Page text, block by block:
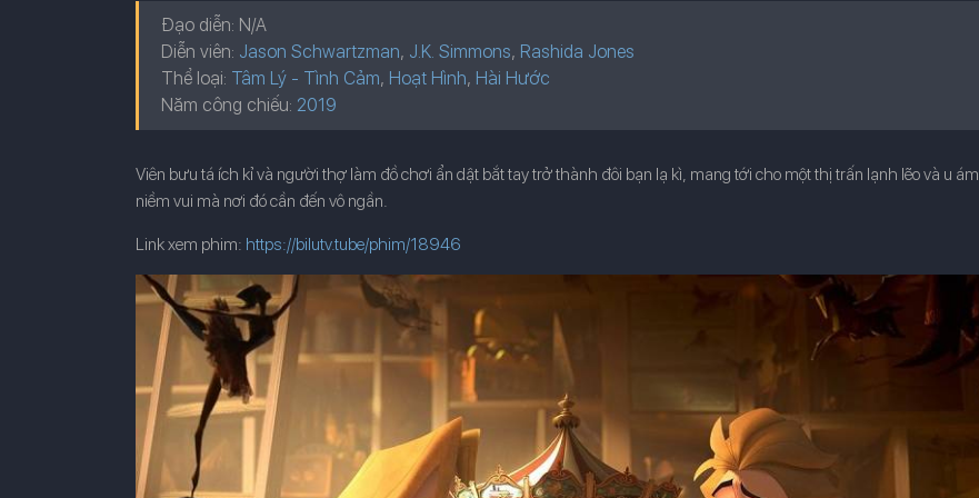
Đạo diễn: N/A
Diễn viên: Jason Schwartzman, J.K. Simmons, Rashida Jones
Thể loại: Tâm Lý - Tình Cảm, Hoạt Hình, Hài Hước
Năm công chiếu:
Viên bưu tá ích kỉ và người thợ làm đồ chơi ẩn dật bắt tay trở thành đôi bạn lạ kì, mang tới cho một thị trấn lạnh lẽo và u ám
niềm vui mà nơi đó cần đến vô ngần.
Link xem phim: https://bilutv.tube/phim/18946